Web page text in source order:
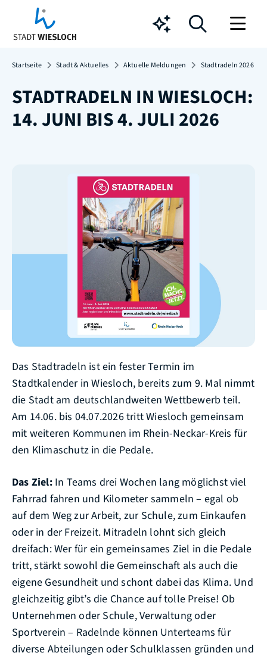
Chatbot
Startseite Stadt & Aktuelles Aktuelle Meldungen Stadtradeln 2026
STADTRADELN IN WIESLOCH:
14. JUNI BIS 4. JULI 2026
Das Stadtradeln ist ein fester Termin im
Stadtkalender in Wiesloch, bereits zum 9. Mal nimmt
die Stadt am deutschlandweiten Wettbewerb teil.
Am 14.06. bis 04.07.2026 tritt Wiesloch gemeinsam
mit weiteren Kommunen im Rhein-Neckar-Kreis für
den Klimaschutz in die Pedale.
Das Ziel:In Teams drei Wochen lang möglichst viel
Fahrrad fahren und Kilometer sammeln – egal ob
auf dem Weg zur Arbeit, zur Schule, zum Einkaufen
oder in der Freizeit. Mitradeln lohnt sich gleich
dreifach: Wer für ein gemeinsames Ziel in die Pedale
tritt, stärkt sowohl die Gemeinschaft als auch die
eigene Gesundheit und schont dabei das Klima. Und
gleichzeitig gibt’s die Chance auf tolle Preise! Ob
Unternehmen oder Schule, Verwaltung oder
Sportverein – Radelnde können Unterteams für
diverse Abteilungen oder Schulklassen gründen und